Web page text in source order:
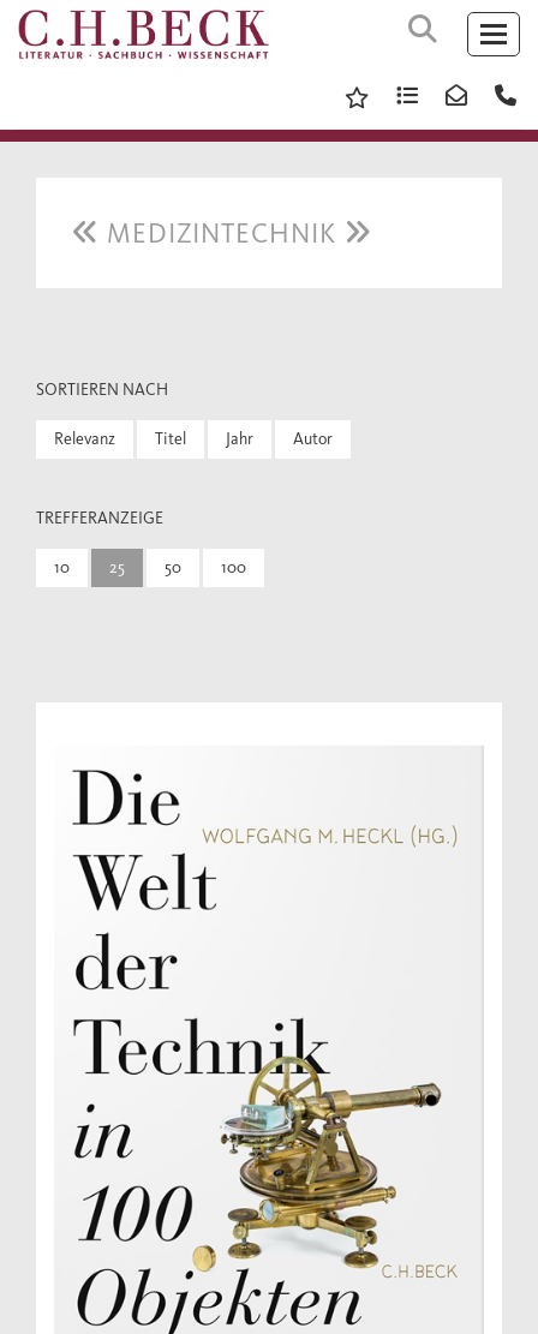
MEDIZINTECHNIK
SORTIEREN NACH
Relevanz Titel Jahr Autor
TREFFERANZEIGE
10 25 50 100